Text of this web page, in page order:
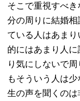
そこで重視すべ
分の周りに結婚
ている人はあま
的にはあまり人
り気にしないで
もそういう人は
生の声を聞くの